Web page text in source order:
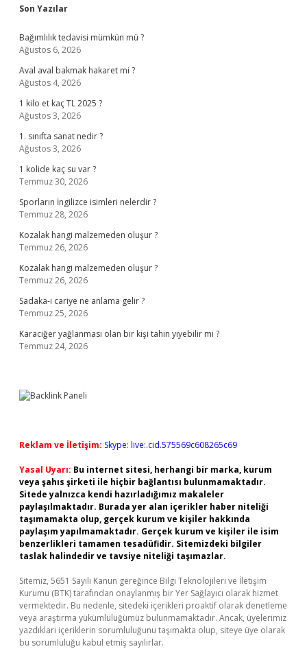
Sidebar
Son Yazılar
Bağımlılık tedavisi mümkün mü ?
Ağustos 6, 2026
Aval aval bakmak hakaret mi ?
Ağustos 4, 2026
1 kilo et kaç TL 2025 ?
Ağustos 3, 2026
1. sınıfta sanat nedir ?
Ağustos 3, 2026
1 kolide kaç su var ?
Temmuz 30, 2026
Sporların İngilizce isimleri nelerdir ?
Temmuz 28, 2026
Kozalak hangi malzemeden oluşur ?
Temmuz 26, 2026
Kozalak hangi malzemeden oluşur ?
Temmuz 26, 2026
Sadaka-i cariye ne anlama gelir ?
Temmuz 25, 2026
Karaciğer yağlanması olan bir kişi tahin yiyebilir mi ?
Temmuz 24, 2026
Reklam ve İletişim: Skype: live:.cid.575569c608265c69
Yasal Uyarı: Bu internet sitesi, herhangi bir marka, kurum
veya şahıs şirketi ile hiçbir bağlantısı bulunmamaktadır.
Sitede yalnızca kendi hazırladığımız makaleler
paylaşılmaktadır. Burada yer alan içerikler haber niteliği
taşımamakta olup, gerçek kurum ve kişiler hakkında
paylaşım yapılmamaktadır. Gerçek kurum ve kişiler ile isim
benzerlikleri tamamen tesadüfidir. Sitemizdeki bilgiler
taslak halindedir ve tavsiye niteliği taşımazlar.
Sitemiz, 5651 Sayılı Kanun gereğince Bilgi Teknolojileri ve İletişim
Kurumu (BTK) tarafından onaylanmış bir Yer Sağlayıcı olarak hizmet
vermektedir. Bu nedenle, sitedeki içerikleri proaktif olarak denetleme
veya araştırma yükümlülüğümüz bulunmamaktadır. Ancak, üyelerimiz
yazdıkları içeriklerin sorumluluğunu taşımakta olup, siteye üye olarak
bu sorumluluğu kabul etmiş sayılırlar.